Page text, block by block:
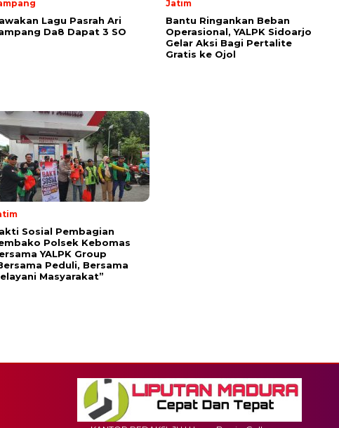
Lagu Pasrah Ari
Da8 Dapat 3 SO
Jatim
Bantu Ringankan Beban
Operasional, YALPK Sidoarjo
Gelar Aksi Bagi Pertalite
Gratis ke Ojol
Sosial Pembagian
Polsek Kebomas
YALPK Group
Peduli, Bersama
Masyarakat”